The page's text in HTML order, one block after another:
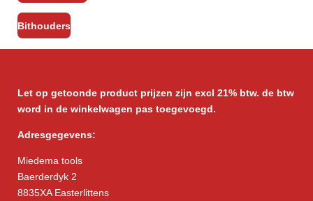
Bithouders
Let op getoonde product prijzen zijn excl 21% btw. de btw
word in de winkelwagen pas toegevoegd.
Adresgegevens:
Miedema tools
Baerderdyk 2
8835XA Easterlittens